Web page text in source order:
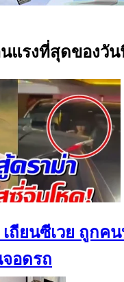
แรงที่สุดของวั
เถียนซีเวย ถูกค
อดรถ